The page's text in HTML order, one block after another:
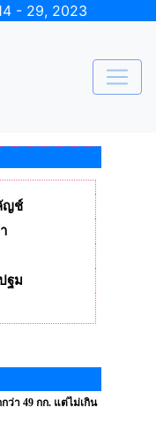
- 29, 2023
ญช์
ฐม
ว่า 49 กก. แต่ไม่เกิน